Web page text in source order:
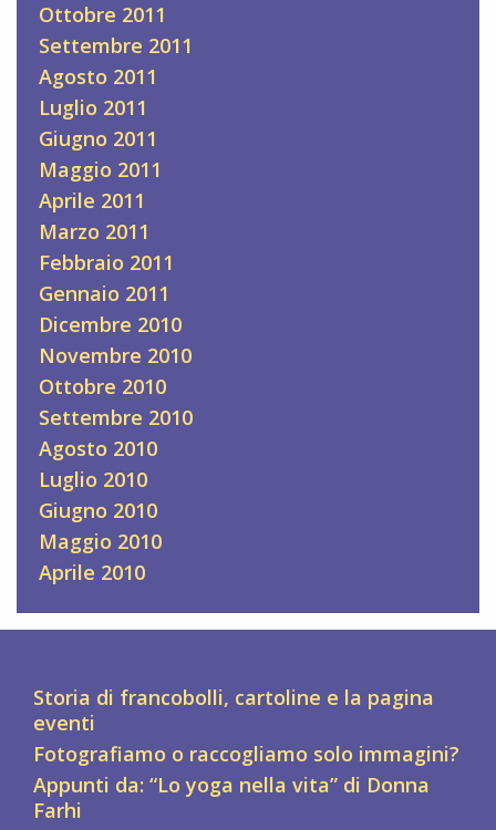
Ottobre 2011
Settembre 2011
Agosto 2011
Luglio 2011
Giugno 2011
Maggio 2011
Aprile 2011
Marzo 2011
Febbraio 2011
Gennaio 2011
Dicembre 2010
Novembre 2010
Ottobre 2010
Settembre 2010
Agosto 2010
Luglio 2010
Giugno 2010
Maggio 2010
Aprile 2010
Storia di francobolli, cartoline e la pagina
eventi
Fotografiamo o raccogliamo solo immagini?
Appunti da: “Lo yoga nella vita” di Donna
Farhi